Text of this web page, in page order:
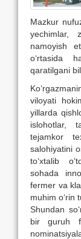
Mazkur
yechimlar,
namoyish
o‘rtasida
qaratilgani
viloyati
yillarda
islohotlar,
tejamkor
salohiyatini
to‘xtalib
sohada
fermer va
muhim o‘rin
Shundan
bir guruh